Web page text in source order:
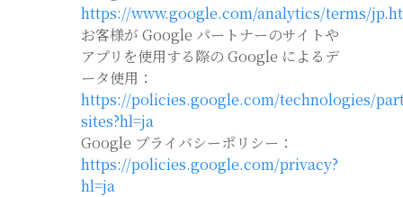
https://www.google.com/analytics/terms/
お客様が Google パートナーのサイトや
アプリを使用する際の Google によるデ
ータ使用：
https://policies.google.com/technologies/
sites?hl=ja
Google プライバシーポリシー：
https://policies.google.com/privacy?
hl=ja